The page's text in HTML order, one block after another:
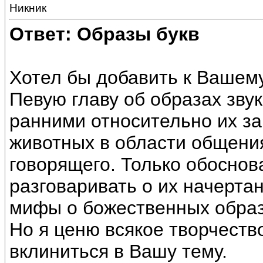
Никник
Ответ: Образы букв
Хотел бы добавить к
Певую главу об образах
ранними относительно их
животных в области
говорящего. Только
разговаривать о их
мифы о божественных
Но я ценю всякое
вклиниться в Вашу тему.